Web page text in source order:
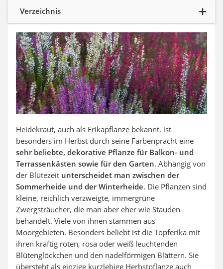
Stihl-Laubbläser
Minidumper
Verzeichnis
Heidekraut, auch als Erikapflanze bekannt, ist
besonders im Herbst durch seine Farbenpracht eine
sehr beliebte, dekorative Pflanze für Balkon- und
Terrassenkästen sowie für den Garten. Abhängig von
der Blütezeit unterscheidet man zwischen der
Sommerheide und der Winterheide. Die Pflanzen sind
kleine, reichlich verzweigte, immergrüne
Zwergsträucher, die man aber eher wie Stauden
behandelt. Viele von ihnen stammen aus
Moorgebieten. Besonders beliebt ist die Topferika mit
ihren kräftig roten, rosa oder weiß leuchtenden
Blütenglöckchen und den nadelförmigen Blättern. Sie
übersteht als einzige kurzlebige Herbstpflanze auch